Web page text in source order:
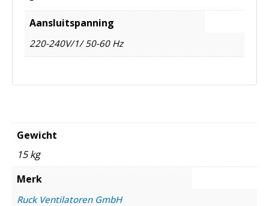
Aansluitspanning
220-240V/1/ 50-60 Hz
Gewicht
15 kg
Merk
Ruck Ventilatoren GmbH